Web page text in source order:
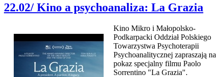
22.02/ Kino a psychoanaliza: La Grazia
Kino Mikro i Małopolsko-
Podkarpacki Oddział Polskiego
Towarzystwa Psychoterapii
Psychoanalitycznej zapraszają na
pokaz specjalny filmu Paolo
Sorrentino "La Grazia".